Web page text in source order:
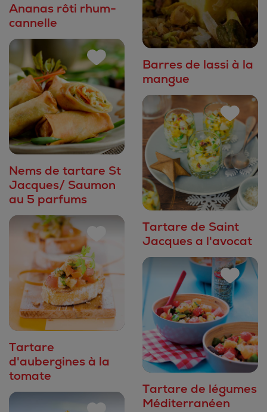
Ananas rôti rhum-
cannelle
Barres de lassi à la
mangue
Nems de tartare St
Jacques/ Saumon
au 5 parfums
Tartare de Saint
Jacques a l'avocat
Tartare
d'aubergines à la
tomate
Tartare de légumes
Méditerranéen